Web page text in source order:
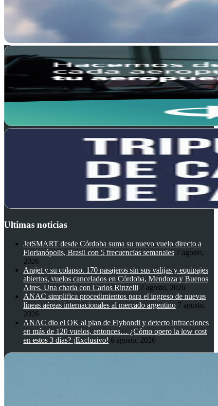
Ultimas noticias
JetSMART desde Córdoba suma su nuevo vuelo directo a
Florianópolis, Brasil con 5 frecuencias semanales 7 agosto,
2026
Arajet y su colapso. 170 pasajeros sin sus valijas y equipajes
abiertos, vuelos cancelados en Córdoba, Mendoza y Buenos
Aires. Una charla con Carlos Rinzelli 7 agosto, 2026
ANAC simplifica procedimientos para el ingreso de nuevas
líneas aéreas internacionales al mercado argentino 7 agosto,
2026
ANAC dio el OK al plan de Flybondi y detecto infracciones
en más de 120 vuelos, entonces… ¿Cómo opero la low cost
en estos 3 días? ¡Exclusivo! 6 agosto, 2026